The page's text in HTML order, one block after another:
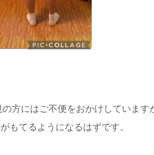
方にはご不便をおかけしています
もてるようになるはずです。